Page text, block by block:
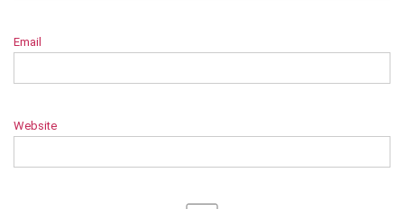
Email
Website